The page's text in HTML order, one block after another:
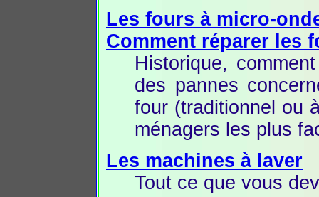
Les fours à micro-
Comment réparer les
Historique,
des pannes
four (traditionnel ou
ménagers les plus
Les machines à laver
Tout ce que vous